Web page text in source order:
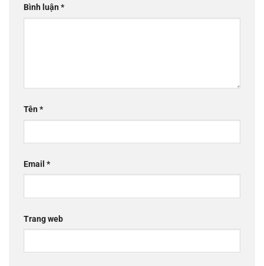
Bình luận*
Tên*
Email *
Trang web